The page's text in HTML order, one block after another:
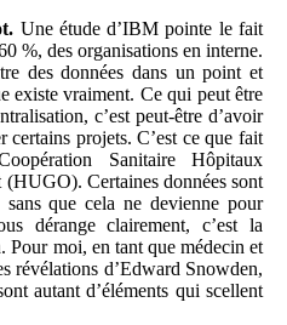
Une étude d’IBM pointe le fait
%, des organisations en interne.
des données dans un point et
existe vraiment. Ce qui peut être
c’est peut-être d’avoir
certains projets. C’est ce que fait
Sanitaire Hôpitaux
Certaines données sont
sans que cela ne devienne pour
dérange clairement, c’est la
Pour moi, en tant que médecin et
révélations d’Edward Snowden,
autant d’éléments qui scellent